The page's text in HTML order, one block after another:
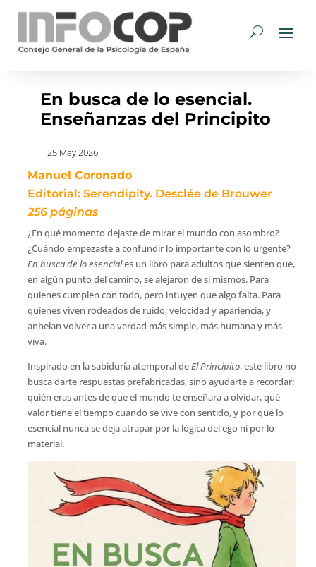
En busca de lo esencial.
Enseñanzas del Principito
25 May 2026
Manuel Coronado
Editorial: Serendipity. Desclée de Brouwer
256 páginas
¿En qué momento dejaste de mirar el mundo con asombro?
¿Cuándo empezaste a confundir lo importante con lo urgente?
En busca de lo esenciales un libro para adultos que sienten que,
en algún punto del camino, se alejaron de sí mismos. Para
quienes cumplen con todo, pero intuyen que algo falta. Para
quienes viven rodeados de ruido, velocidad y apariencia, y
anhelan volver a una verdad más simple, más humana y más
viva.
Inspirado en la sabiduría atemporal deEl Principito, este libro no
busca darte respuestas prefabricadas, sino ayudarte a recordar:
quién eras antes de que el mundo te enseñara a olvidar, qué
valor tiene el tiempo cuando se vive con sentido, y por qué lo
esencial nunca se deja atrapar por la lógica del ego ni por lo
material.